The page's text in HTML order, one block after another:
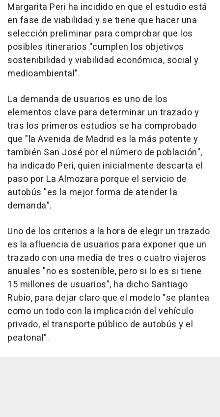
Margarita Peri ha incidido en que el estudio está
en fase de viabilidad y se tiene que hacer una
selección preliminar para comprobar que los
posibles itinerarios "cumplen los objetivos
sostenibilidad y viabilidad económica, social y
medioambiental".
La demanda de usuarios es uno de los
elementos clave para determinar un trazado y
tras los primeros estudios se ha comprobado
que "la Avenida de Madrid es la más potente y
también San José por el número de población",
ha indicado Peri, quien inicialmente descarta el
paso por La Almozara porque el servicio de
autobús "es la mejor forma de atender la
demanda".
Uno de los criterios a la hora de elegir un trazado
es la afluencia de usuarios para exponer que un
trazado con una media de tres o cuatro viajeros
anuales "no es sostenible, pero si lo es si tiene
15 millones de usuarios", ha dicho Santiago
Rubio, para dejar claro que el modelo "se plantea
como un todo con la implicación del vehículo
privado, el transporte público de autobús y el
peatonal".